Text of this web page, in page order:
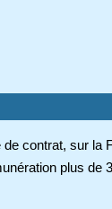
contrat, sur la
plus de